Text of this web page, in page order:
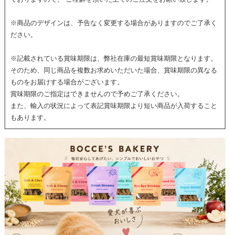
※商品のデザインは、予告なく変更する場合がありますのでご了承く
ださい。
※記載されている賞味期限は、弊社在庫の最短賞味期限となります。
そのため、同じ商品を複数お求めいただいた場合、賞味期限の異なる
ものをお届けする場合がございます。
賞味期限のご指定はできませんので予めご了承ください。
また、輸入の状況によって表記賞味期限より短い商品が入荷すること
もあります。